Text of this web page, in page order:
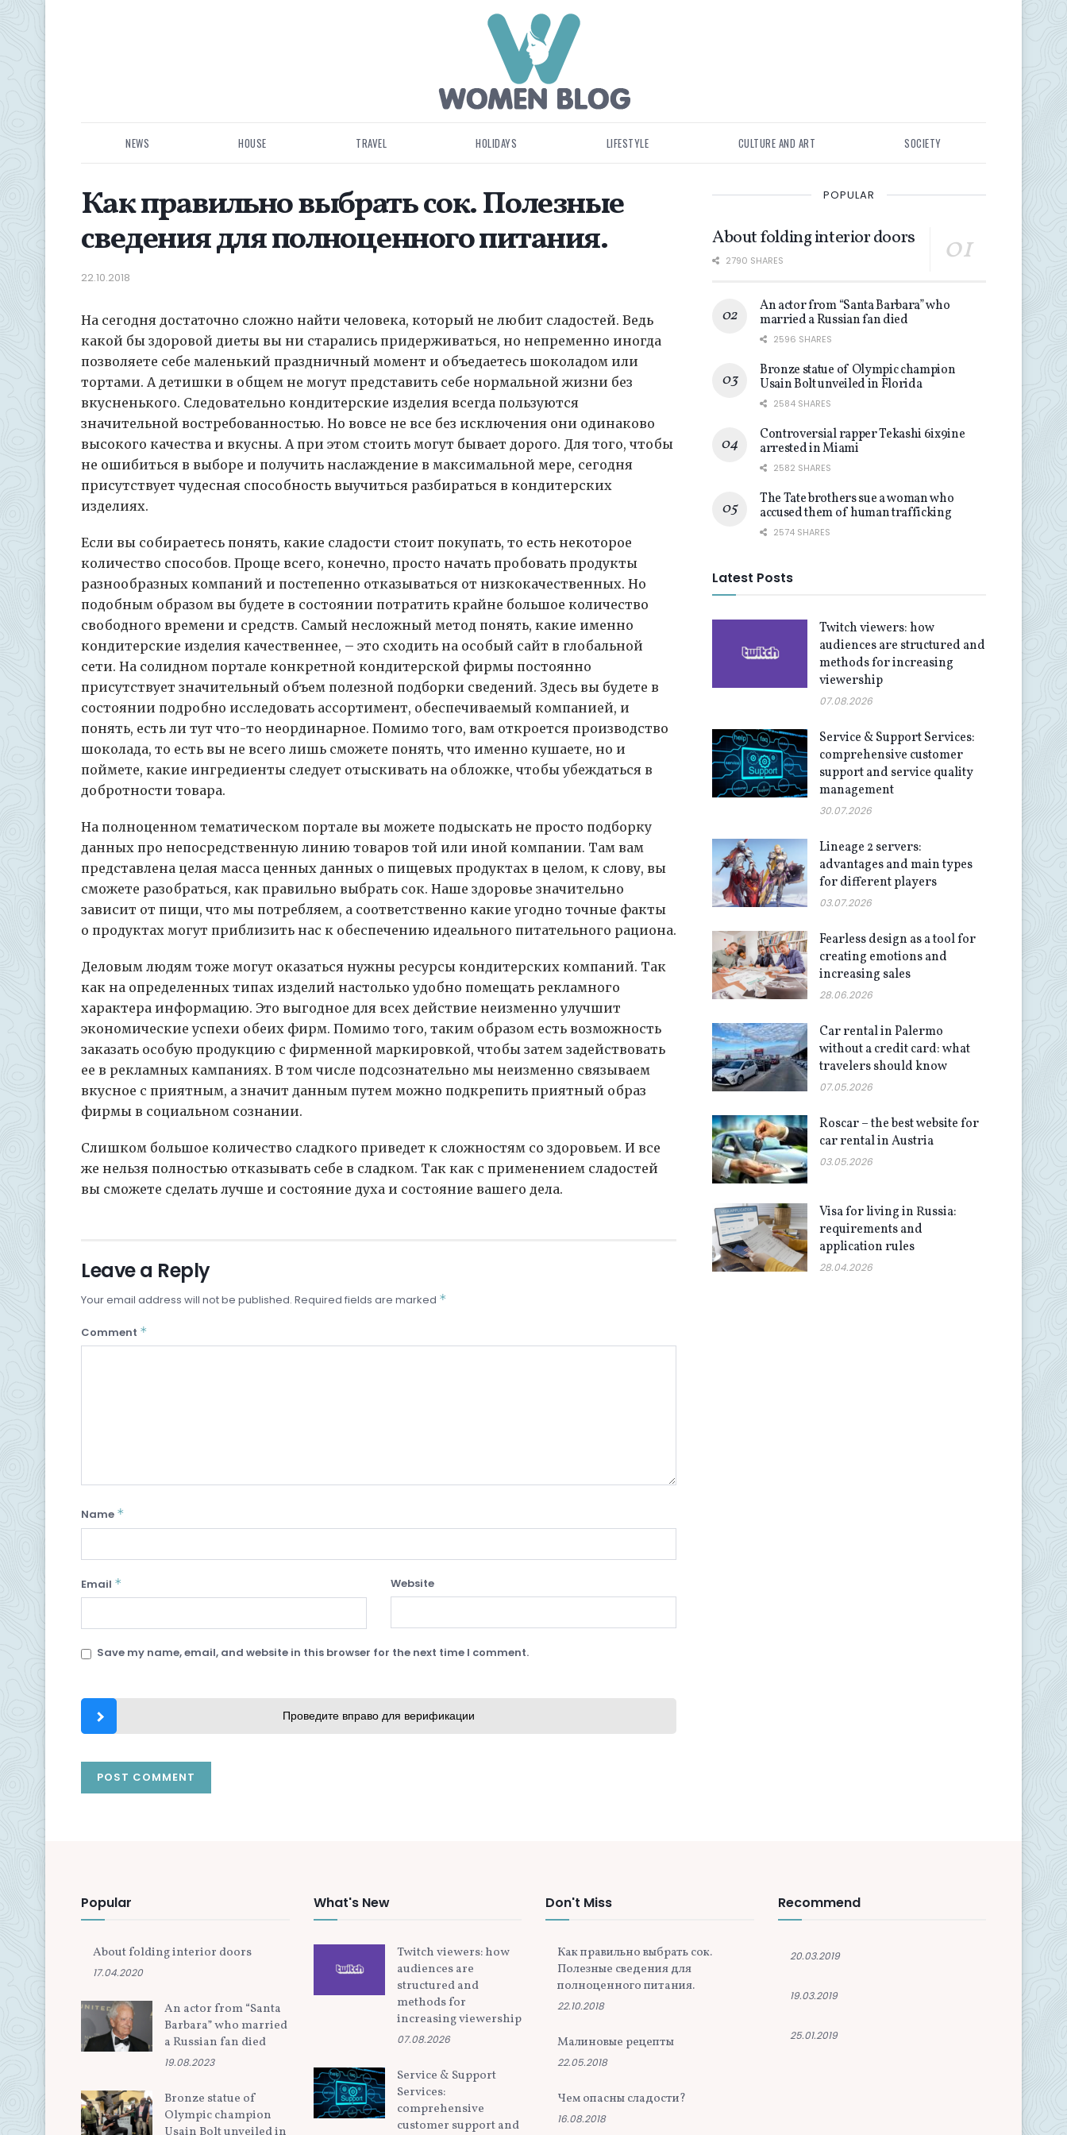
NEWS HOUSE TRAVEL HOLIDAYS LIFESTYLE CULTURE AND ART SOCIETY
Как правильно выбрать сок. Полезные
сведения для полноценного питания.
22.10.2018
На сегодня достаточно сложно найти человека, который не любит сладостей. Ведь
какой бы здоровой диеты вы ни старались придерживаться, но непременно иногда
позволяете себе маленький праздничный момент и объедаетесь шоколадом или
тортами. А детишки в общем не могут представить себе нормальной жизни без
вкусненького. Следовательно кондитерские изделия всегда пользуются
значительной востребованностью. Но вовсе не все без исключения они одинаково
высокого качества и вкусны. А при этом стоить могут бывает дорого. Для того, чтобы
не ошибиться в выборе и получить наслаждение в максимальной мере, сегодня
присутствует чудесная способность выучиться разбираться в кондитерских
изделиях.
Если вы собираетесь понять, какие сладости стоит покупать, то есть некоторое
количество способов. Проще всего, конечно, просто начать пробовать продукты
разнообразных компаний и постепенно отказываться от низкокачественных. Но
подобным образом вы будете в состоянии потратить крайне большое количество
свободного времени и средств. Самый несложный метод понять, какие именно
кондитерские изделия качественнее, – это сходить на особый сайт в глобальной
сети. На солидном портале конкретной кондитерской фирмы постоянно
присутствует значительный объем полезной подборки сведений. Здесь вы будете в
состоянии подробно исследовать ассортимент, обеспечиваемый компанией, и
понять, есть ли тут что-то неординарное. Помимо того, вам откроется производство
шоколада, то есть вы не всего лишь сможете понять, что именно кушаете, но и
поймете, какие ингредиенты следует отыскивать на обложке, чтобы убеждаться в
добротности товара.
На полноценном тематическом портале вы можете подыскать не просто подборку
данных про непосредственную линию товаров той или иной компании. Там вам
представлена целая масса ценных данных о пищевых продуктах в целом, к слову, вы
сможете разобраться, как правильно выбрать сок. Наше здоровье значительно
зависит от пищи, что мы потребляем, а соответственно какие угодно точные факты
о продуктах могут приблизить нас к обеспечению идеального питательного рациона.
Деловым людям тоже могут оказаться нужны ресурсы кондитерских компаний. Так
как на определенных типах изделий настолько удобно помещать рекламного
характера информацию. Это выгодное для всех действие неизменно улучшит
экономические успехи обеих фирм. Помимо того, таким образом есть возможность
заказать особую продукцию с фирменной маркировкой, чтобы затем задействовать
ее в рекламных кампаниях. В том числе подсознательно мы неизменно связываем
вкусное с приятным, а значит данным путем можно подкрепить приятный образ
фирмы в социальном сознании.
Слишком большое количество сладкого приведет к сложностям со здоровьем. И все
же нельзя полностью отказывать себе в сладком. Так как с применением сладостей
вы сможете сделать лучше и состояние духа и состояние вашего дела.
Leave a Reply
Your email address will not be published. Required fields are marked *
Comment *
Name *
Email * Website
Save my name, email, and website in this browser for the next time I comment.
Проведите вправо для верификации
POPULAR
About folding interior doors
2790 SHARES
An actor from “Santa Barbara” who
married a Russian fan died
2596 SHARES
Bronze statue of Olympic champion
Usain Bolt unveiled in Florida
2584 SHARES
Controversial rapper Tekashi 6ix9ine
arrested in Miami
2582 SHARES
The Tate brothers sue a woman who
accused them of human trafficking
2574 SHARES
Latest Posts
Twitch viewers: how
audiences are structured and
methods for increasing
viewership
07.08.2026
Service & Support Services:
comprehensive customer
support and service quality
management
30.07.2026
Lineage 2 servers:
advantages and main types
for different players
03.07.2026
Fearless design as a tool for
creating emotions and
increasing sales
28.06.2026
Car rental in Palermo
without a credit card: what
travelers should know
07.05.2026
Roscar – the best website for
car rental in Austria
03.05.2026
Visa for living in Russia:
requirements and
application rules
28.04.2026
Popular
About folding interior doors
17.04.2020
An actor from “Santa
Barbara” who married
a Russian fan died
19.08.2023
Bronze statue of
Olympic champion
What's New
Twitch viewers: how
audiences are
structured and
methods for
increasing viewership
07.08.2026
Service & Support
Services:
comprehensive
customer support and
Don't Miss
Как правильно выбрать сок.
Полезные сведения для
полноценного питания.
22.10.2018
Малиновые рецепты
22.05.2018
Чем опасны сладости?
16.08.2018
Recommend
20.03.2019
19.03.2019
25.01.2019